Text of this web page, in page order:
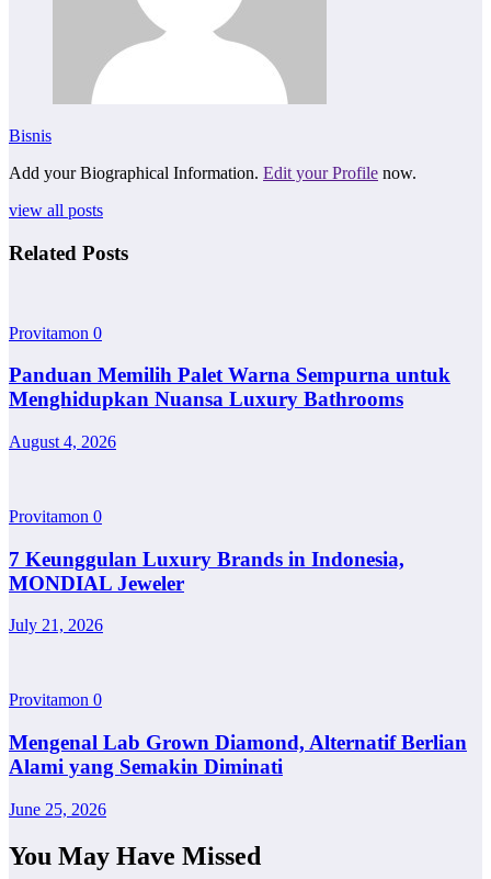
Bisnis
Add your Biographical Information. Edit your Profile now.
view all posts
Related Posts
Provitamon 0
Panduan Memilih Palet Warna Sempurna untuk
Menghidupkan Nuansa Luxury Bathrooms
August 4, 2026
Provitamon 0
7 Keunggulan Luxury Brands in Indonesia,
MONDIAL Jeweler
July 21, 2026
Provitamon 0
Mengenal Lab Grown Diamond, Alternatif Berlian
Alami yang Semakin Diminati
June 25, 2026
You May Have Missed